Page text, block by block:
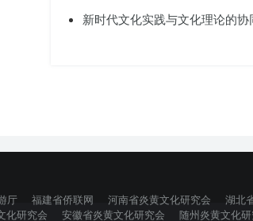
新时代文化实践与文化理论的协
厅 福建省侨联网 河南省炎黄文化研究会
湖北
化研究会 安徽省炎黄文化研究会 随州炎黄文化